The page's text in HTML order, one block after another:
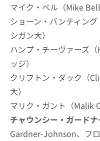
マイク・ベル（Mike
ショーン・バンティン
シガン大）
ハンプ・チーヴァーズ
ッジ）
クリフトン・ダック（
大）
マリク・ガント（Malik
チャウンシー・ガード
Gardner-Johnson、フロ